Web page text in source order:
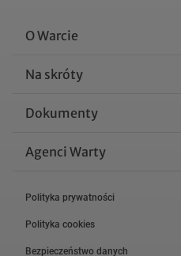
O Warcie
Na skróty
Dokumenty
Agenci Warty
Polityka prywatności
Polityka cookies
Bezpieczeństwo danych